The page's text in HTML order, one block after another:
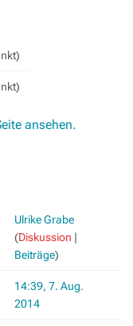
ansehen.
Ulrike Grabe
(Diskussion |
Beiträge)
14:39, 7. Aug.
2014